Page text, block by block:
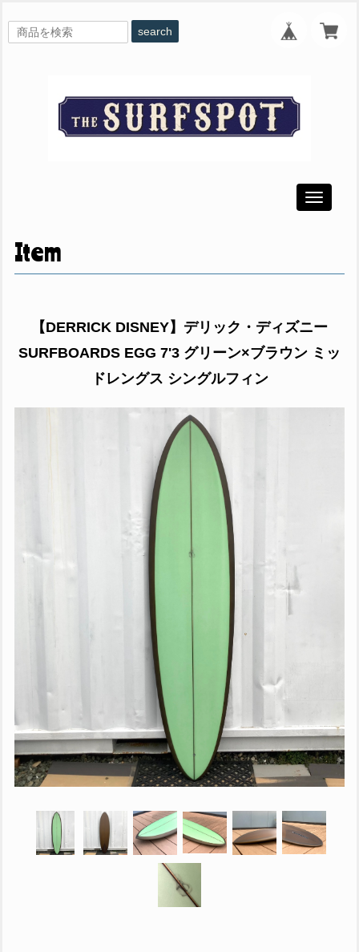
search
Toggle
Item
【DERRICK DISNEY】デリック・ディズニー
SURFBOARDS EGG 7'3 グリーン×ブラウン ミッ
ドレングス シングルフィン